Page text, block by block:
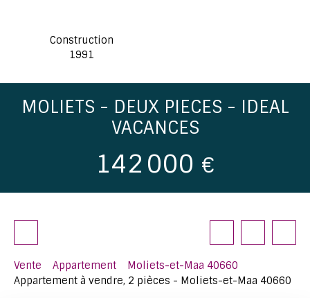
Construction
1991
MOLIETS - DEUX PIECES - IDEAL
VACANCES
142 000 €
Vente Appartement
Moliets-et-Maa 40660
Appartement à vendre, 2 pièces - Moliets-et-Maa 40660